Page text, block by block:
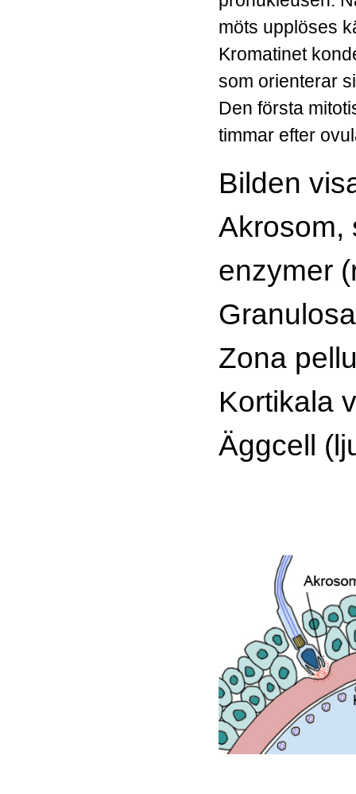
möts upplöses
Kromatinet
som orienterar
Den första
timmar efter
Bilden
Akrosom,
enzymer
Zona
Kortikala
Äggcell